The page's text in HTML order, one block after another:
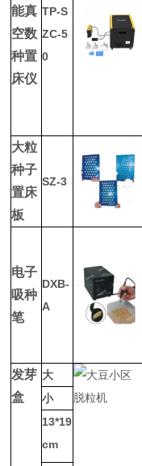
能真
空数
种置
床仪
TP-S
ZC-5
0
大粒
种子
置床
板
SZ-3
电子
吸种
笔
DXB-
A
发芽
盒
大
小
13*19
cm